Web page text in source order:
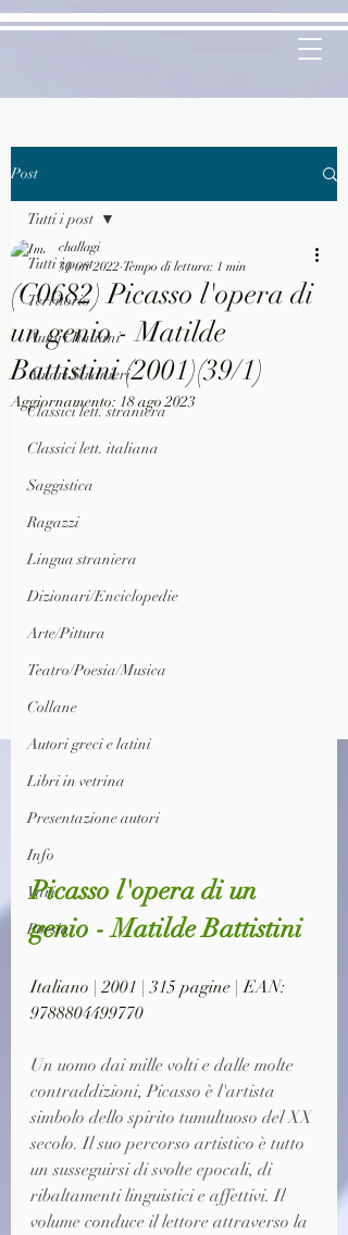
Post
Tutti i post
Territorio
Autori Italiani
Autori Stranieri
Classici lett. straniera
Classici lett. italiana
Saggistica
Ragazzi
Lingua straniera
Dizionari/Enciclopedie
Arte/Pittura
Teatro/Poesia/Musica
Collane
Autori greci e latini
Libri in vetrina
Presentazione autori
Info
Vari
Poesia
Tutti i post
(C0682) Picasso l'opera di
un genio - Matilde
Battistini (2001)(39/1)
challagi
30 ott 2022 Tempo di lettura: 1 min
Aggiornamento: 18 ago 2023
Picasso l'opera di un
genio - Matilde Battistini
Italiano | 2001 | 315 pagine | EAN:
9788804499770
Un uomo dai mille volti e dalle molte
contraddizioni, Picasso è l'artista
simbolo dello spirito tumultuoso del XX
secolo. Il suo percorso artistico è tutto
un susseguirsi di svolte epocali, di
ribaltamenti linguistici e affettivi. Il
volume conduce il lettore attraverso la